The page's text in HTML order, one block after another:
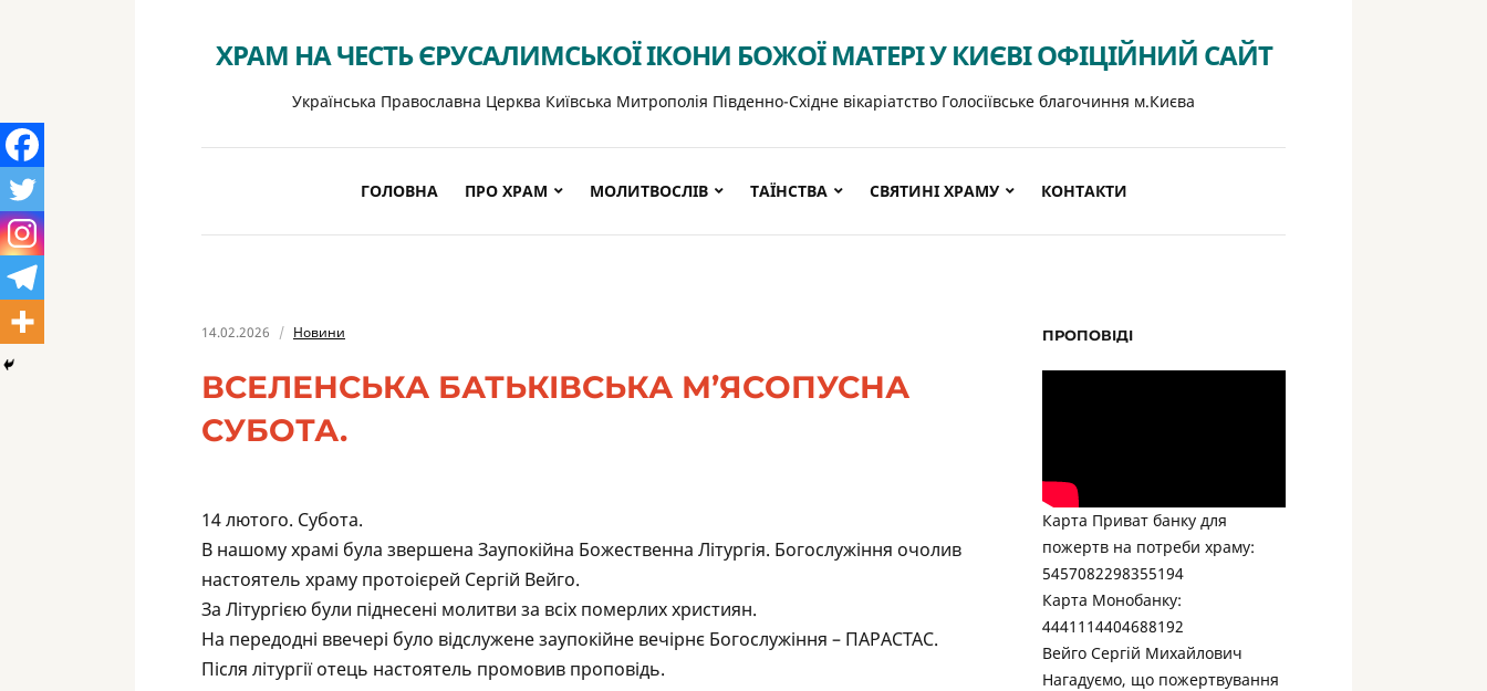
ХРАМ НА ЧЕСТЬ ЄРУСАЛИМСЬКОЇ ІКОНИ БОЖОЇ МАТЕРІ У КИЄВІ ОФІЦІЙНИЙ САЙТ
Українська Православна Церква Київська Митрополія Південно-Східне вікаріатство Голосіївське благочиння м.Києва
ГОЛОВНА ПРО ХРАМ МОЛИТВОСЛІВ ТАЇНСТВА СВЯТИНІ ХРАМУ КОНТАКТИ
14.02.2026 Новини
ВСЕЛЕНСЬКА БАТЬКІВСЬКА М’ЯСОПУСНА
СУБОТА.
14 лютого. Субота.
В нашому храмі була звершена Заупокійна Божественна Літургія. Богослужіння очолив
настоятель храму протоієрей Сергій Вейго.
За Літургією були піднесені молитви за всіх померлих християн.
На передодні ввечері було відслужене заупокійне вечірнє Богослужіння – ПАРАСТАС.
Після літургії отець настоятель промовив проповідь.
ПРОПОВІДІ
Карта Приват банку для
пожертв на потреби храму:
5457082298355194
Карта Монобанку:
4441114404688192
Вейго Сергій Михайлович
Нагадуємо, що пожертвування